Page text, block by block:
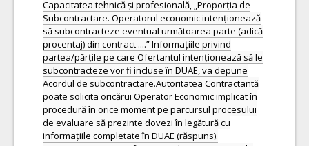
Capacitatea tehnică și profesională, „Proporția de
Subcontractare. Operatorul economic intenționează
să subcontracteze eventual următoarea parte (adică
procentaj) din contract ....” Informațiile privind
partea/părțile pe care Ofertantul intenționează să le
subcontracteze vor fi incluse în DUAE, va depune
Acordul de subcontractare.Autoritatea Contractantă
poate solicita oricărui Operator Economic implicat în
procedură în orice moment pe parcursul procesului
de evaluare să prezinte dovezi în legătură cu
informațiile completate în DUAE (răspuns).